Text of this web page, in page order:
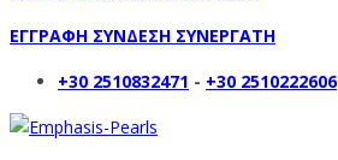
ΕΓΓΡΑΦΗ ΣΥΝΔΕΣΗ ΣΥΝΕΡΓΑΤΗ
+30 2510832471 - +30 2510222606